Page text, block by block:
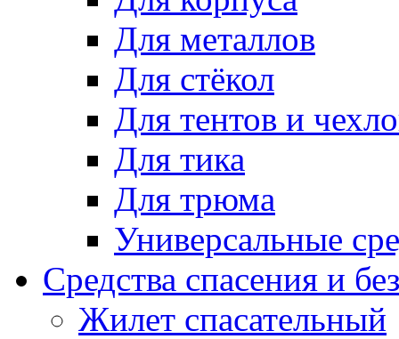
Для металлов
Для стёкол
Для тентов и
Для тика
Для трюма
Универсальные
Средства спасения и
Жилет спасательный